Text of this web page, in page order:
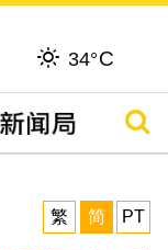
34°C
搜寻
繁
简 PT